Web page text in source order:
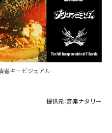
者キービジュアル
提供元：音楽ナタリー